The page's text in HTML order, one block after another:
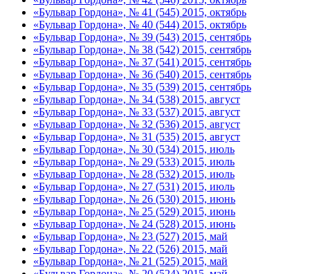
«Бульвар Гордона», № 41 (545) 2015, октябрь
«Бульвар Гордона», № 40 (544) 2015, октябрь
«Бульвар Гордона», № 39 (543) 2015, сентябрь
«Бульвар Гордона», № 38 (542) 2015, сентябрь
«Бульвар Гордона», № 37 (541) 2015, сентябрь
«Бульвар Гордона», № 36 (540) 2015, сентябрь
«Бульвар Гордона», № 35 (539) 2015, сентябрь
«Бульвар Гордона», № 34 (538) 2015, август
«Бульвар Гордона», № 33 (537) 2015, август
«Бульвар Гордона», № 32 (536) 2015, август
«Бульвар Гордона», № 31 (535) 2015, август
«Бульвар Гордона», № 30 (534) 2015, июль
«Бульвар Гордона», № 29 (533) 2015, июль
«Бульвар Гордона», № 28 (532) 2015, июль
«Бульвар Гордона», № 27 (531) 2015, июль
«Бульвар Гордона», № 26 (530) 2015, июнь
«Бульвар Гордона», № 25 (529) 2015, июнь
«Бульвар Гордона», № 24 (528) 2015, июнь
«Бульвар Гордона», № 23 (527) 2015, май
«Бульвар Гордона», № 22 (526) 2015, май
«Бульвар Гордона», № 21 (525) 2015, май